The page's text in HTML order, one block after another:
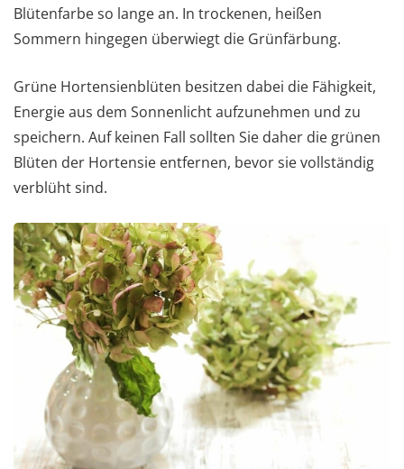
Blütenfarbe so lange an. In trockenen, heißen
Sommern hingegen überwiegt die Grünfärbung.
Grüne Hortensienblüten besitzen dabei die Fähigkeit,
Energie aus dem Sonnenlicht aufzunehmen und zu
speichern. Auf keinen Fall sollten Sie daher die grünen
Blüten der Hortensie entfernen, bevor sie vollständig
verblüht sind.